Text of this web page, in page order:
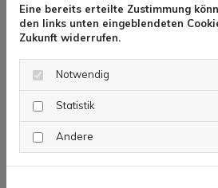
Ausschlaggebender Faktor
individuelle Aufwand.
Eine bereits erteilte Zustimmung
den links unten eingeblendeten
Zukunft widerrufen.
Notwendig
Statistik
Andere